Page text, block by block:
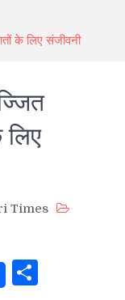
के लिए संजीवनी
Times